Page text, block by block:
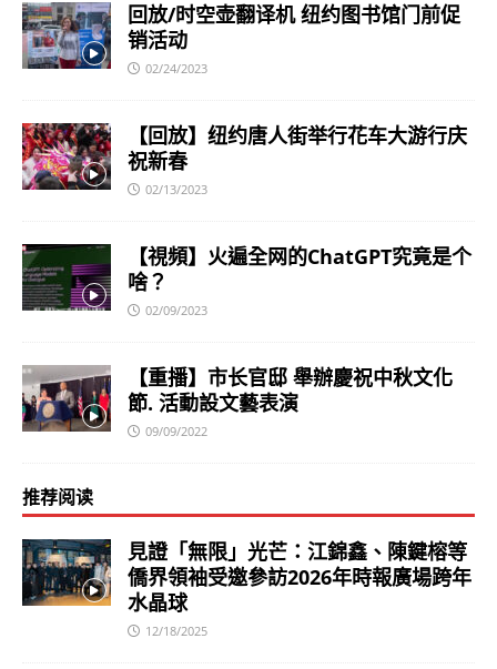
回放/时空壶翻译机 纽约图书馆门前促
销活动
02/24/2023
【回放】纽约唐人街举行花车大游行庆
祝新春
02/13/2023
【視頻】火遍全网的ChatGPT究竟是个
啥？
02/09/2023
【重播】市长官邸 舉辦慶祝中秋文化
節. 活動設文藝表演
09/09/2022
推荐阅读
見證「無限」光芒：江錦鑫、陳鍵榕等
僑界領袖受邀參訪2026年時報廣場跨年
水晶球
12/18/2025